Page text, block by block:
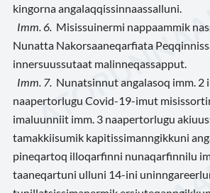
kingorna angalaqqissinnaassalluni.
Imm. 6. Misissuinermi nappaammik
Nunatta Nakorsaaneqarfiata
innersuussutaat malinneqassapput.
Imm. 7. Nunatsinnut angalasoq imm. 2
naapertorlugu Covid-19-imut
imaluunniit imm. 3 naapertorlugu
tamakkiisumik kapitissimanngikkuni
pineqartoq illoqarfinni nunaqarfinnilu
taaneqartuni ulluni 14-ini